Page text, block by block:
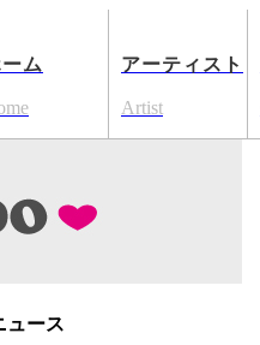
ム アーティスト
Artist
ュース